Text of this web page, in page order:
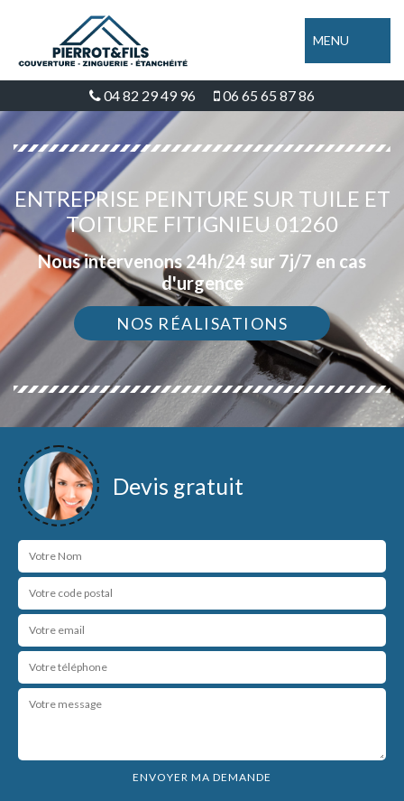
MENU
04 82 29 49 96 06 65 65 87 86
ENTREPRISE PEINTURE SUR TUILE ET
TOITURE FITIGNIEU 01260
Nous intervenons 24h/24 sur 7j/7 en cas
d'urgence
NOS RÉALISATIONS
Devis gratuit